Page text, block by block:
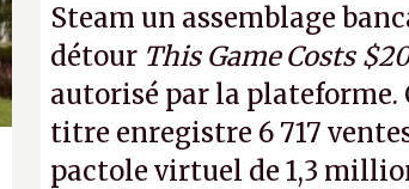
Steam un assemblage
détour This Game Costs
autorisé par la
titre enregistre 6 717
pactole virtuel de 1,3